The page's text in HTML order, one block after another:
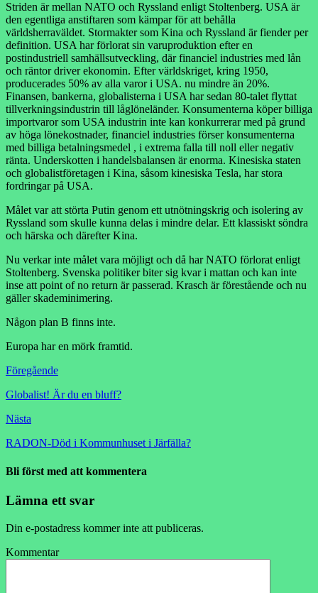
Striden är mellan NATO och Ryssland enligt Stoltenberg. USA är
den egentliga anstiftaren som kämpar för att behålla
världsherraväldet. Stormakter som Kina och Ryssland är fiender per
definition. USA har förlorat sin varuproduktion efter en
postindustriell samhällsutveckling, där financiel industries med lån
och räntor driver ekonomin. Efter världskriget, kring 1950,
producerades 50% av alla varor i USA. nu mindre än 20%.
Finansen, bankerna, globalisterna i USA har sedan 80-talet flyttat
tillverkningsindustrin till låglöneländer. Konsumenterna köper billiga
importvaror som USA industrin inte kan konkurrerar med på grund
av höga lönekostnader, financiel industries förser konsumenterna
med billiga betalningsmedel , i extrema falla till noll eller negativ
ränta. Underskotten i handelsbalansen är enorma. Kinesiska staten
och globalistföretagen i Kina, såsom kinesiska Tesla, har stora
fordringar på USA.
Målet var att störta Putin genom ett utnötningskrig och isolering av
Ryssland som skulle kunna delas i mindre delar. Ett klassiskt söndra
och härska och därefter Kina.
Nu verkar inte målet vara möjligt och då har NATO förlorat enligt
Stoltenberg. Svenska politiker biter sig kvar i mattan och kan inte
inse att point of no return är passerad. Krasch är förestående och nu
gäller skademinimering.
Någon plan B finns inte.
Europa har en mörk framtid.
Föregående
Globalist! Är du en bluff?
Nästa
RADON-Död i Kommunhuset i Järfälla?
Bli först med att kommentera
Lämna ett svar
Din e-postadress kommer inte att publiceras.
Kommentar